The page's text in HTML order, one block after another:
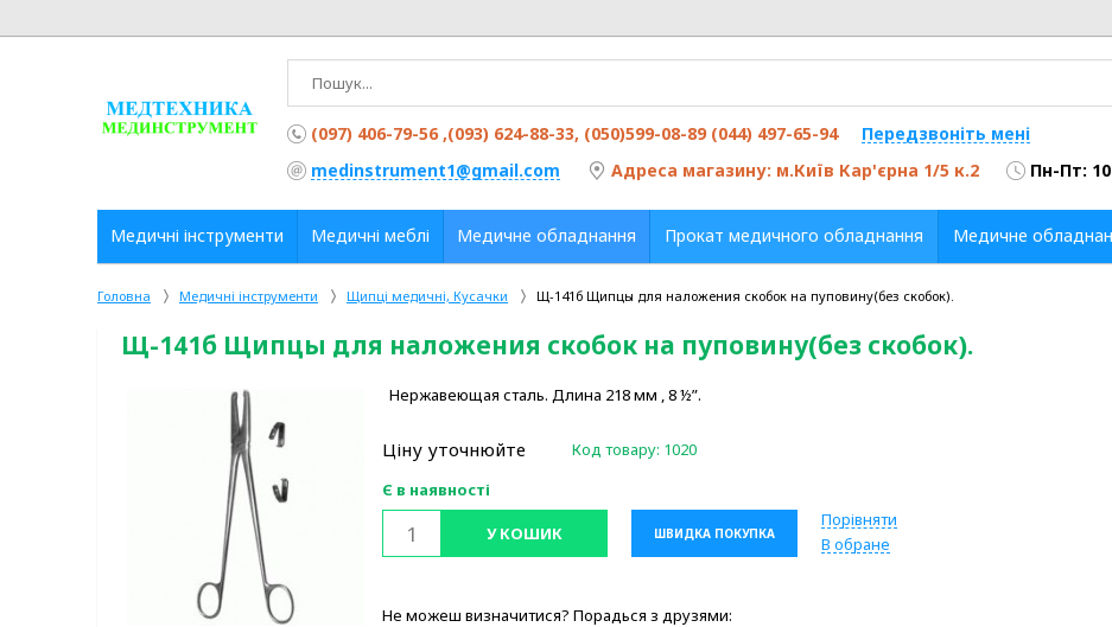
Головна Медичні інструменти Щипці медичні, Кусачки Щ-141б Щипцы для наложения скобок на пуповину(без скобок).
Щ-141б Щипцы для наложения скобок на пуповину(без скобок).
Нержавеющая сталь. Длина 218 мм , 8 ½”.
Ціну уточнюйте Код товару: 1020
Є в наявності
У КОШИК ШВИДКА ПОКУПКА
Порівняти
В обране
Не можеш визначитися? Порадься з друзями:
(097) 406-79-56 ,(093) 624-88-33, (050)599-08-89 (044) 497-65-94
Передзвоніть мені
medinstrument1@gmail.com
Адреса магазину: м.Київ Кар'єрна 1/5 к.2 Пн-Пт:
Медичні інструменти Медичні меблі Медичне обладнання Прокат медичного обладнання Медичне